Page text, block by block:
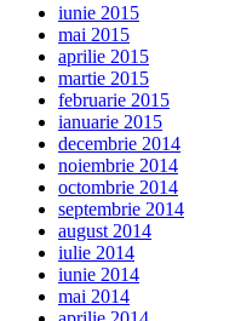
iunie 2015
mai 2015
aprilie 2015
martie 2015
februarie 2015
ianuarie 2015
decembrie 2014
noiembrie 2014
octombrie 2014
septembrie 2014
august 2014
iulie 2014
iunie 2014
mai 2014